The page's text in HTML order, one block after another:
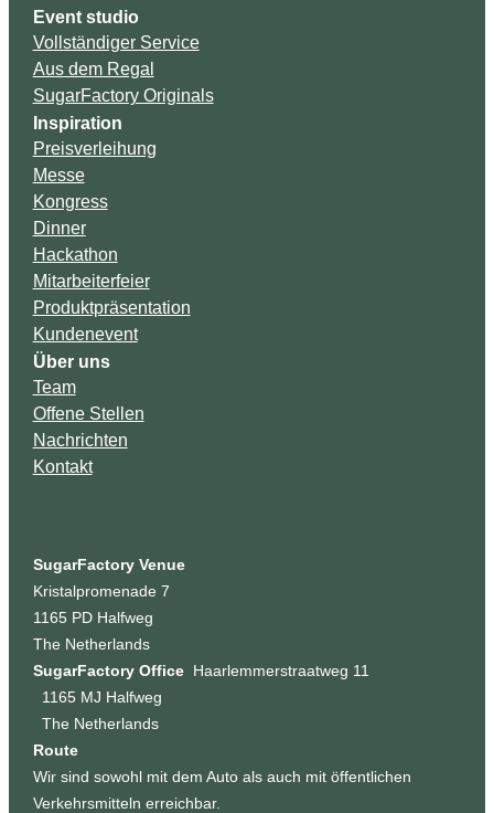
Event studio
Vollständiger Service
Aus dem Regal
SugarFactory Originals
Inspiration
Preisverleihung
Messe
Kongress
Dinner
Hackathon
Mitarbeiterfeier
Produktpräsentation
Kundenevent
Über uns
Team
Offene Stellen
Nachrichten
Kontakt
SugarFactory Venue
Kristalpromenade 7
1165 PD Halfweg
The Netherlands
SugarFactory Office Haarlemmerstraatweg 11
1165 MJ Halfweg
The Netherlands
Route
Wir sind sowohl mit dem Auto als auch mit öffentlichen
Verkehrsmitteln erreichbar.